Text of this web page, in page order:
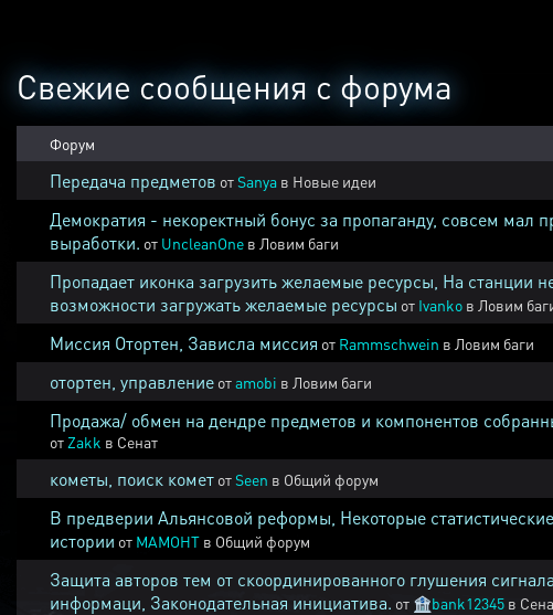
Свежие сообщения с форума
Форум
Передача предметов отSanya в Новые идеи
Демократия - некоректный бонус за пропаганду, совсем мал
выработки. от UncleanOne в Ловим баги
Пропадает иконка загрузить желаемые ресурсы, На станции
возможности загружать желаемые ресурсы от Ivanko в Ловим
Миссия Отортен, Зависла миссия от Rammschwein в Ловим баги
отортен, управление отamobi в Ловим баги
Продажа/ обмен на дендре предметов и компонентов
от Zakk в Сенат
кометы, поиск комет отSeen в Общий форум
В предверии Альянсовой реформы, Некоторые
истории от MAMOHT в Общий форум
Защита авторов тем от скоординированного глушения
информаци, Законодательная инициатива. от 🏦bank12345 в